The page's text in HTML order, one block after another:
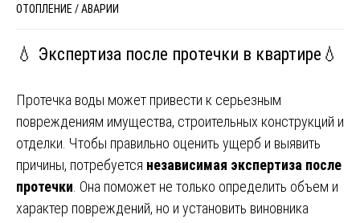
ОТОПЛЕНИЕ/АВАРИИ
💧 Экспертиза после протечки в квартире💧
Протечка воды может привести к серьезным
повреждениям имущества, строительных конструкций и
отделки. Чтобы правильно оценить ущерб и выявить
причины, потребуется независимая экспертиза после
протечки . Она поможет не только определить объем и
характер повреждений, но и установить виновника